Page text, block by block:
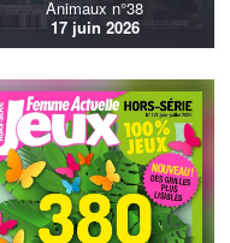
Animaux n°38
17 juin 2026